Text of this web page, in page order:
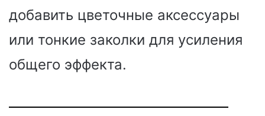
добавить цветочные аксессуары
или тонкие заколки для усиления
общего эффекта.